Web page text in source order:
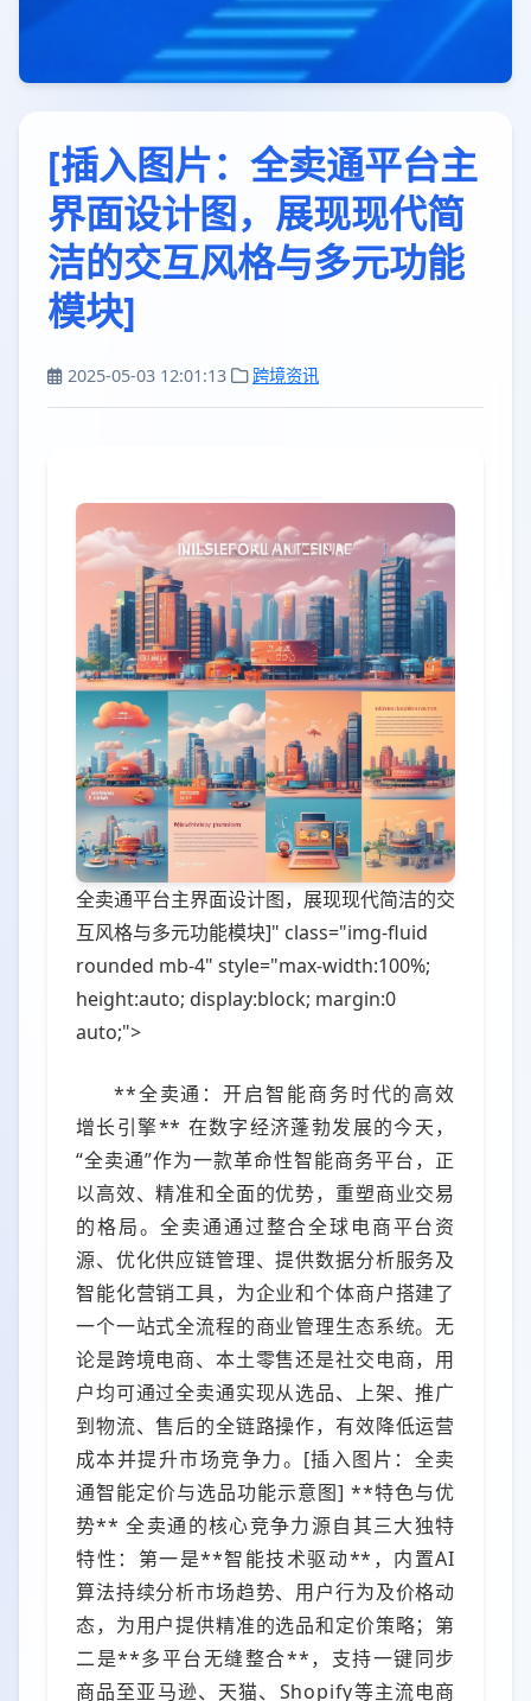
[插入图片：全卖通平台主
界面设计图，展现现代简
洁的交互风格与多元功能
模块]
2025-05-03 12:01:13 跨境资讯
全卖通平台主界面设计图，展现现代简洁的交
互风格与多元功能模块]" class="img-fluid
rounded mb-4" style="max-width:100%;
height:auto; display:block; margin:0
auto;">
**全卖通：开启智能商务时代的高效
增长引擎** 在数字经济蓬勃发展的今天，
“全卖通”作为一款革命性智能商务平台，正
以高效、精准和全面的优势，重塑商业交易
的格局。全卖通通过整合全球电商平台资
源、优化供应链管理、提供数据分析服务及
智能化营销工具，为企业和个体商户搭建了
一个一站式全流程的商业管理生态系统。无
论是跨境电商、本土零售还是社交电商，用
户均可通过全卖通实现从选品、上架、推广
到物流、售后的全链路操作，有效降低运营
成本并提升市场竞争力。[插入图片：全卖
通智能定价与选品功能示意图] **特色与优
势** 全卖通的核心竞争力源自其三大独特
特性：第一是**智能技术驱动**，内置AI
算法持续分析市场趋势、用户行为及价格动
态，为用户提供精准的选品和定价策略；第
二是**多平台无缝整合**，支持一键同步
商品至亚马逊、天猫、Shopify等主流电商